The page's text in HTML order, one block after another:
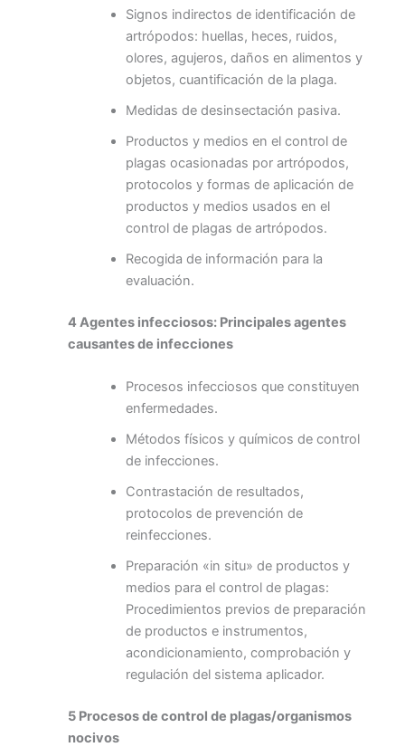
Signos indirectos de identificación de
artrópodos: huellas, heces, ruidos,
olores, agujeros, daños en alimentos y
objetos, cuantificación de la plaga.
Medidas de desinsectación pasiva.
Productos y medios en el control de
plagas ocasionadas por artrópodos,
protocolos y formas de aplicación de
productos y medios usados en el
control de plagas de artrópodos.
Recogida de información para la
evaluación.
4 Agentes infecciosos: Principales agentes
causantes de infecciones
Procesos infecciosos que constituyen
enfermedades.
Métodos físicos y químicos de control
de infecciones.
Contrastación de resultados,
protocolos de prevención de
reinfecciones.
Preparación «in situ» de productos y
medios para el control de plagas:
Procedimientos previos de preparación
de productos e instrumentos,
acondicionamiento, comprobación y
regulación del sistema aplicador.
5 Procesos de control de plagas/organismos
nocivos